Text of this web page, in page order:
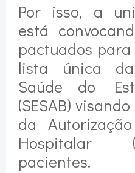
Por isso, a
está
pactuados
lista única
Saúde do
(SESAB)
da
Hospitalar
pacientes.